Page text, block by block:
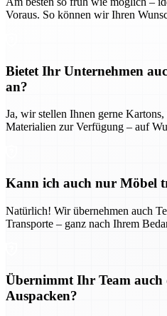
Voraus. So können wir Ihren
Bietet Ihr Unternehmen
an?
Ja, wir stellen Ihnen gerne
Materialien zur Verfügung – auf
Kann ich auch nur Möbel
Natürlich! Wir übernehmen auch
Transporte – ganz nach Ihrem
Übernimmt Ihr Team auch
Auspacken?